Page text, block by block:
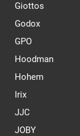
Giottos
Godox
GPO
Hoodman
Hohem
Irix
JJC
JOBY